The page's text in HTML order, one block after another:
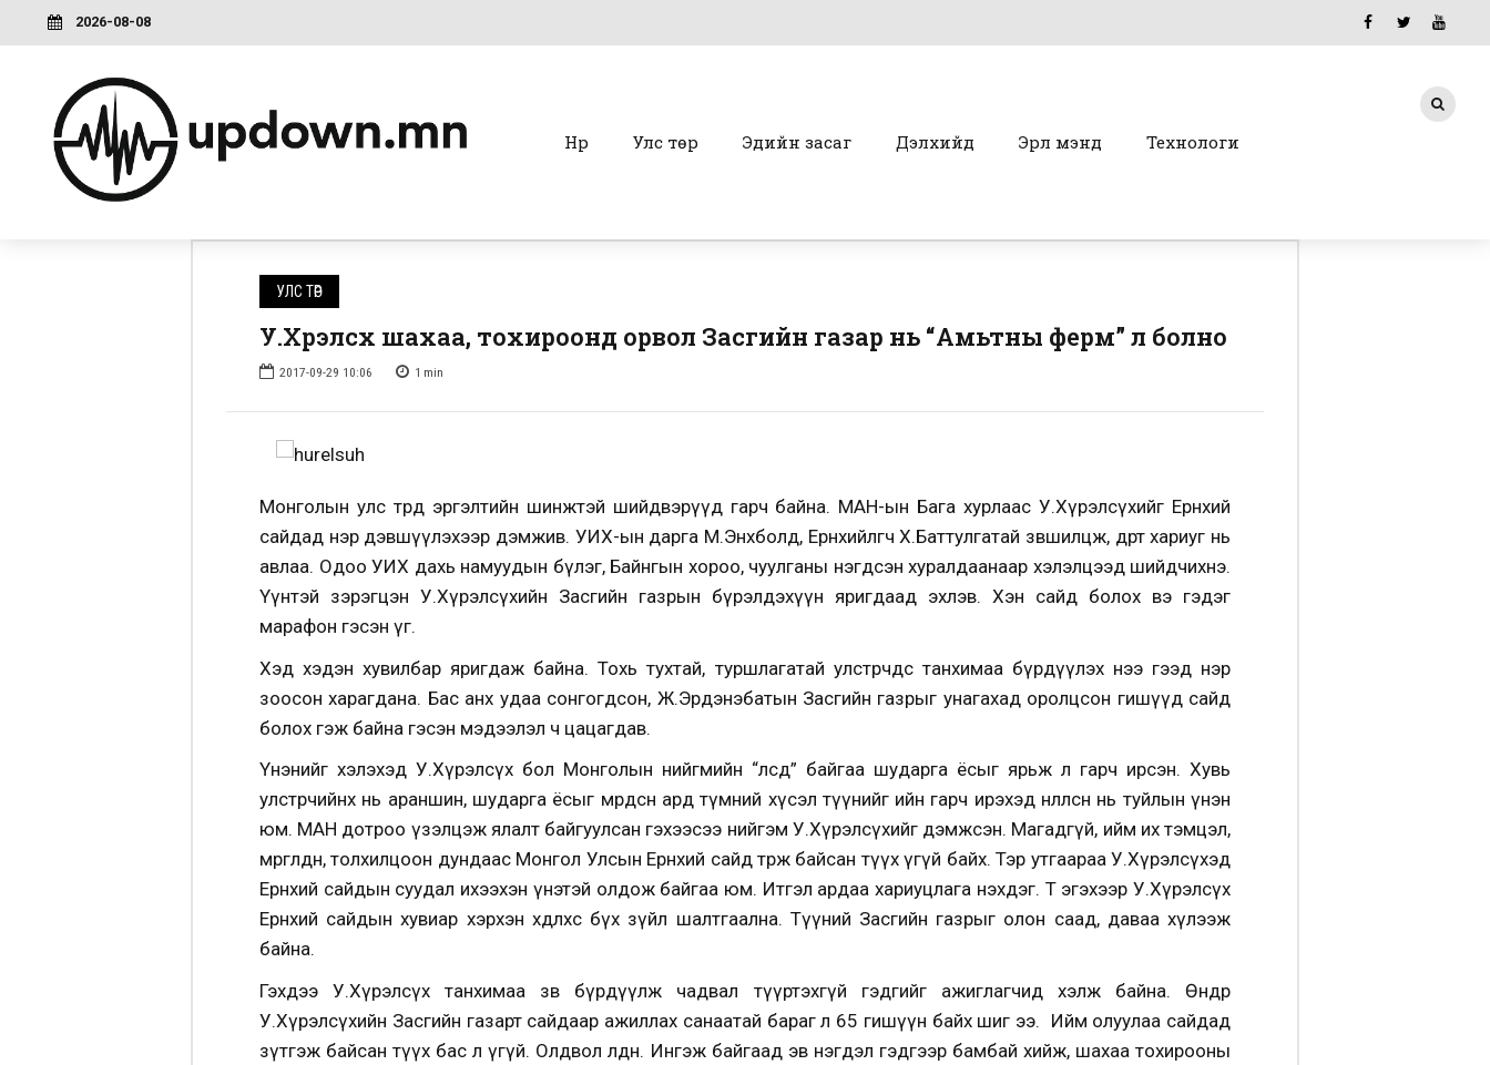
2026-08-08
Нүүр Улс төр Эдийн засаг Дэлхийд Эрүүл мэнд Технологи
УЛС ТӨР
У.Хүрэлсүх шахаа, тохироонд орвол Засгийн газар нь “Амьтны ферм” л болно
2017-09-29 10:06 1 min
Монголын улс төрд эргэлтийн шинжтэй шийдвэрүүд гарч байна. МАН-ын Бага хурлаас У.Хүрэлсүхийг Ерөнхий
сайдад нэр дэвшүүлэхээр дэмжив. УИХ-ын дарга М.Энхболд, Ерөнхийлөгч X.Баттулгатай зөвшилцөж, өдөртөө хариуг нь
авлаа. Одоо УИХ дахь намуудын бүлэг, Байнгын хороо, чуулганы нэгдсэн хуралдаанаар хэлэлцээд шийдчихнэ.
Үүнтэй зэрэгцэн У.Хүрэлсүхийн Засгийн газрын бүрэлдэхүүн яригдаад эхлэв. Хэн сайд болох вэ гэдэг
марафон гэсэн үг.
Хэд хэдэн хувилбар яригдаж байна.Тохь тухтай, туршлагатай улстөрчдөөс танхимаа бүрдүүлэх нээ гээд нэр
зоосон харагдана. Бас анх удаа сонгогдсон, Ж.Эрдэнэбатын Засгийн газрыг унагахад оролцсон гишүүд сайд
болох гэж байна гэсэн мэдээлэл ч цацагдав.
Үнэнийг хэлэхэд У.Хүрэлсүх бол Монголын нийгмийн “өлсөөд” байгаа шударга ёсыг ярьж л гарч ирсэн. Хувь
улстөрчийнх нь араншин, шударга ёсыг мөрөөдсөн ард түмний хүсэл түүнийг ийн гарч ирэхэд нөлөөлсөн нь туйлын үнэн
юм. МАН дотроо үзэлцэж ялалт байгуулсан гэхээсээ нийгэм У.Хүрэлсүхийг дэмжсэн. Магадгүй, ийм их тэмцэл,
мөргөлдөөн, толхилцоон дундаас Монгол Улсын Ерөнхий сайд төрж байсан түүх үгүй байх. Тэр утгаараа У.Хүрэлсүхэд
Ерөнхий сайдын суудал ихээхэн үнэтэй олдож байгаа юм. Итгэл ардаа хариуцлага нэхдэг. Т эгэхээр У.Хүрэлсүх
Ерөнхий сайдын хувиар хэрхэн хөдлөхөөс бүх зүйл шалтгаална. Түүний Засгийн газрыг олон саад, даваа хүлээж
байна.
Гэхдээ У.Хүрэлсүх танхимаа зөв бүрдүүлж чадвал түүртэхгүй гэдгийг ажиглагчид хэлж байна. Өнөөдөр
У.Хүрэлсүхийн Засгийн газарт сайдаар ажиллах санаатай бараг л 65 гишүүн байх шиг ээ. Ийм олуулаа сайдад
зүтгэж байсан түүх бас л үгүй. Олдвол өлдөнө. Ингэж байгаад эв нэгдэл гэдгээр бамбай хийж, шахаа тохирооны